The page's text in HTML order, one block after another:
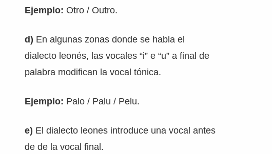
Ejemplo: Otro / Outro.
d) En algunas zonas donde se habla el
dialecto leonés, las vocales “i” e “u” a final de
palabra modifican la vocal tónica.
Ejemplo: Palo / Palu / Pelu.
e) El dialecto leones introduce una vocal antes
de de la vocal final.